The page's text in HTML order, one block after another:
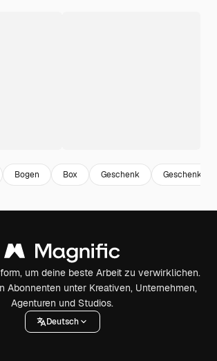
Bogen Box Geschenk
um deine beste Arbeit zu verwirklichen.
Abonnenten unter Kreativen, Unternehmen,
Agenturen und Studios.
Deutsch